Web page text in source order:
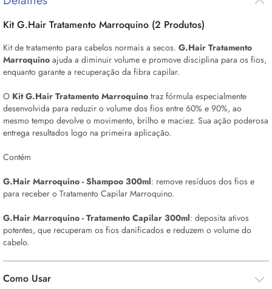
Kit G.Hair Tratamento Marroquino (2 Produtos)
Kit de tratamento para cabelos normais a secos. G.Hair Tratamento
Marroquino ajuda a diminuir volume e promove disciplina para os fios,
enquanto garante a recuperação da fibra capilar.
O Kit G.Hair Tratamento Marroquino traz fórmula especialmente
desenvolvida para reduzir o volume dos fios entre 60% e 90%, ao
mesmo tempo devolve o movimento, brilho e maciez. Sua ação poderosa
entrega resultados logo na primeira aplicação.
Contém
G.Hair Marroquino - Shampoo 300ml: remove resíduos dos fios e
para receber o Tratamento Capilar Marroquino.
G.Hair Marroquino - Tratamento Capilar 300ml: deposita ativos
potentes, que recuperam os fios danificados e reduzem o volume do
cabelo.
Como Usar